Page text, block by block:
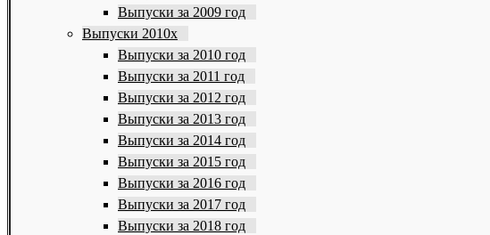
Выпуски за 2009 год
Выпуски 2010х
Выпуски за 2010 год
Выпуски за 2011 год
Выпуски за 2012 год
Выпуски за 2013 год
Выпуски за 2014 год
Выпуски за 2015 год
Выпуски за 2016 год
Выпуски за 2017 год
Выпуски за 2018 год